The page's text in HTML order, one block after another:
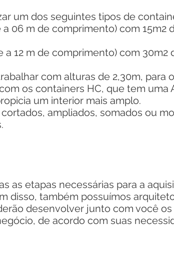
um dos seguintes tipos de
06 m de comprimento) com 15m2
12 m de comprimento) com 30m2
com alturas de 2,30m, para
os containers HC, que tem uma
um interior mais amplo.
ampliados, somados ou
etapas necessárias para a
disso, também possuímos
desenvolver junto com você
de acordo com suas